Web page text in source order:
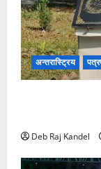
अन्तरास्ट्रिय
Deb Raj Kandel